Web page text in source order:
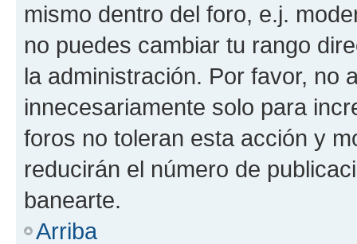
mismo dentro del foro, e.j.
no puedes cambiar tu rango
la administración. Por favor, no
innecesariamente solo para
foros no toleran esta acción y
reducirán el número de
banearte.
Arriba